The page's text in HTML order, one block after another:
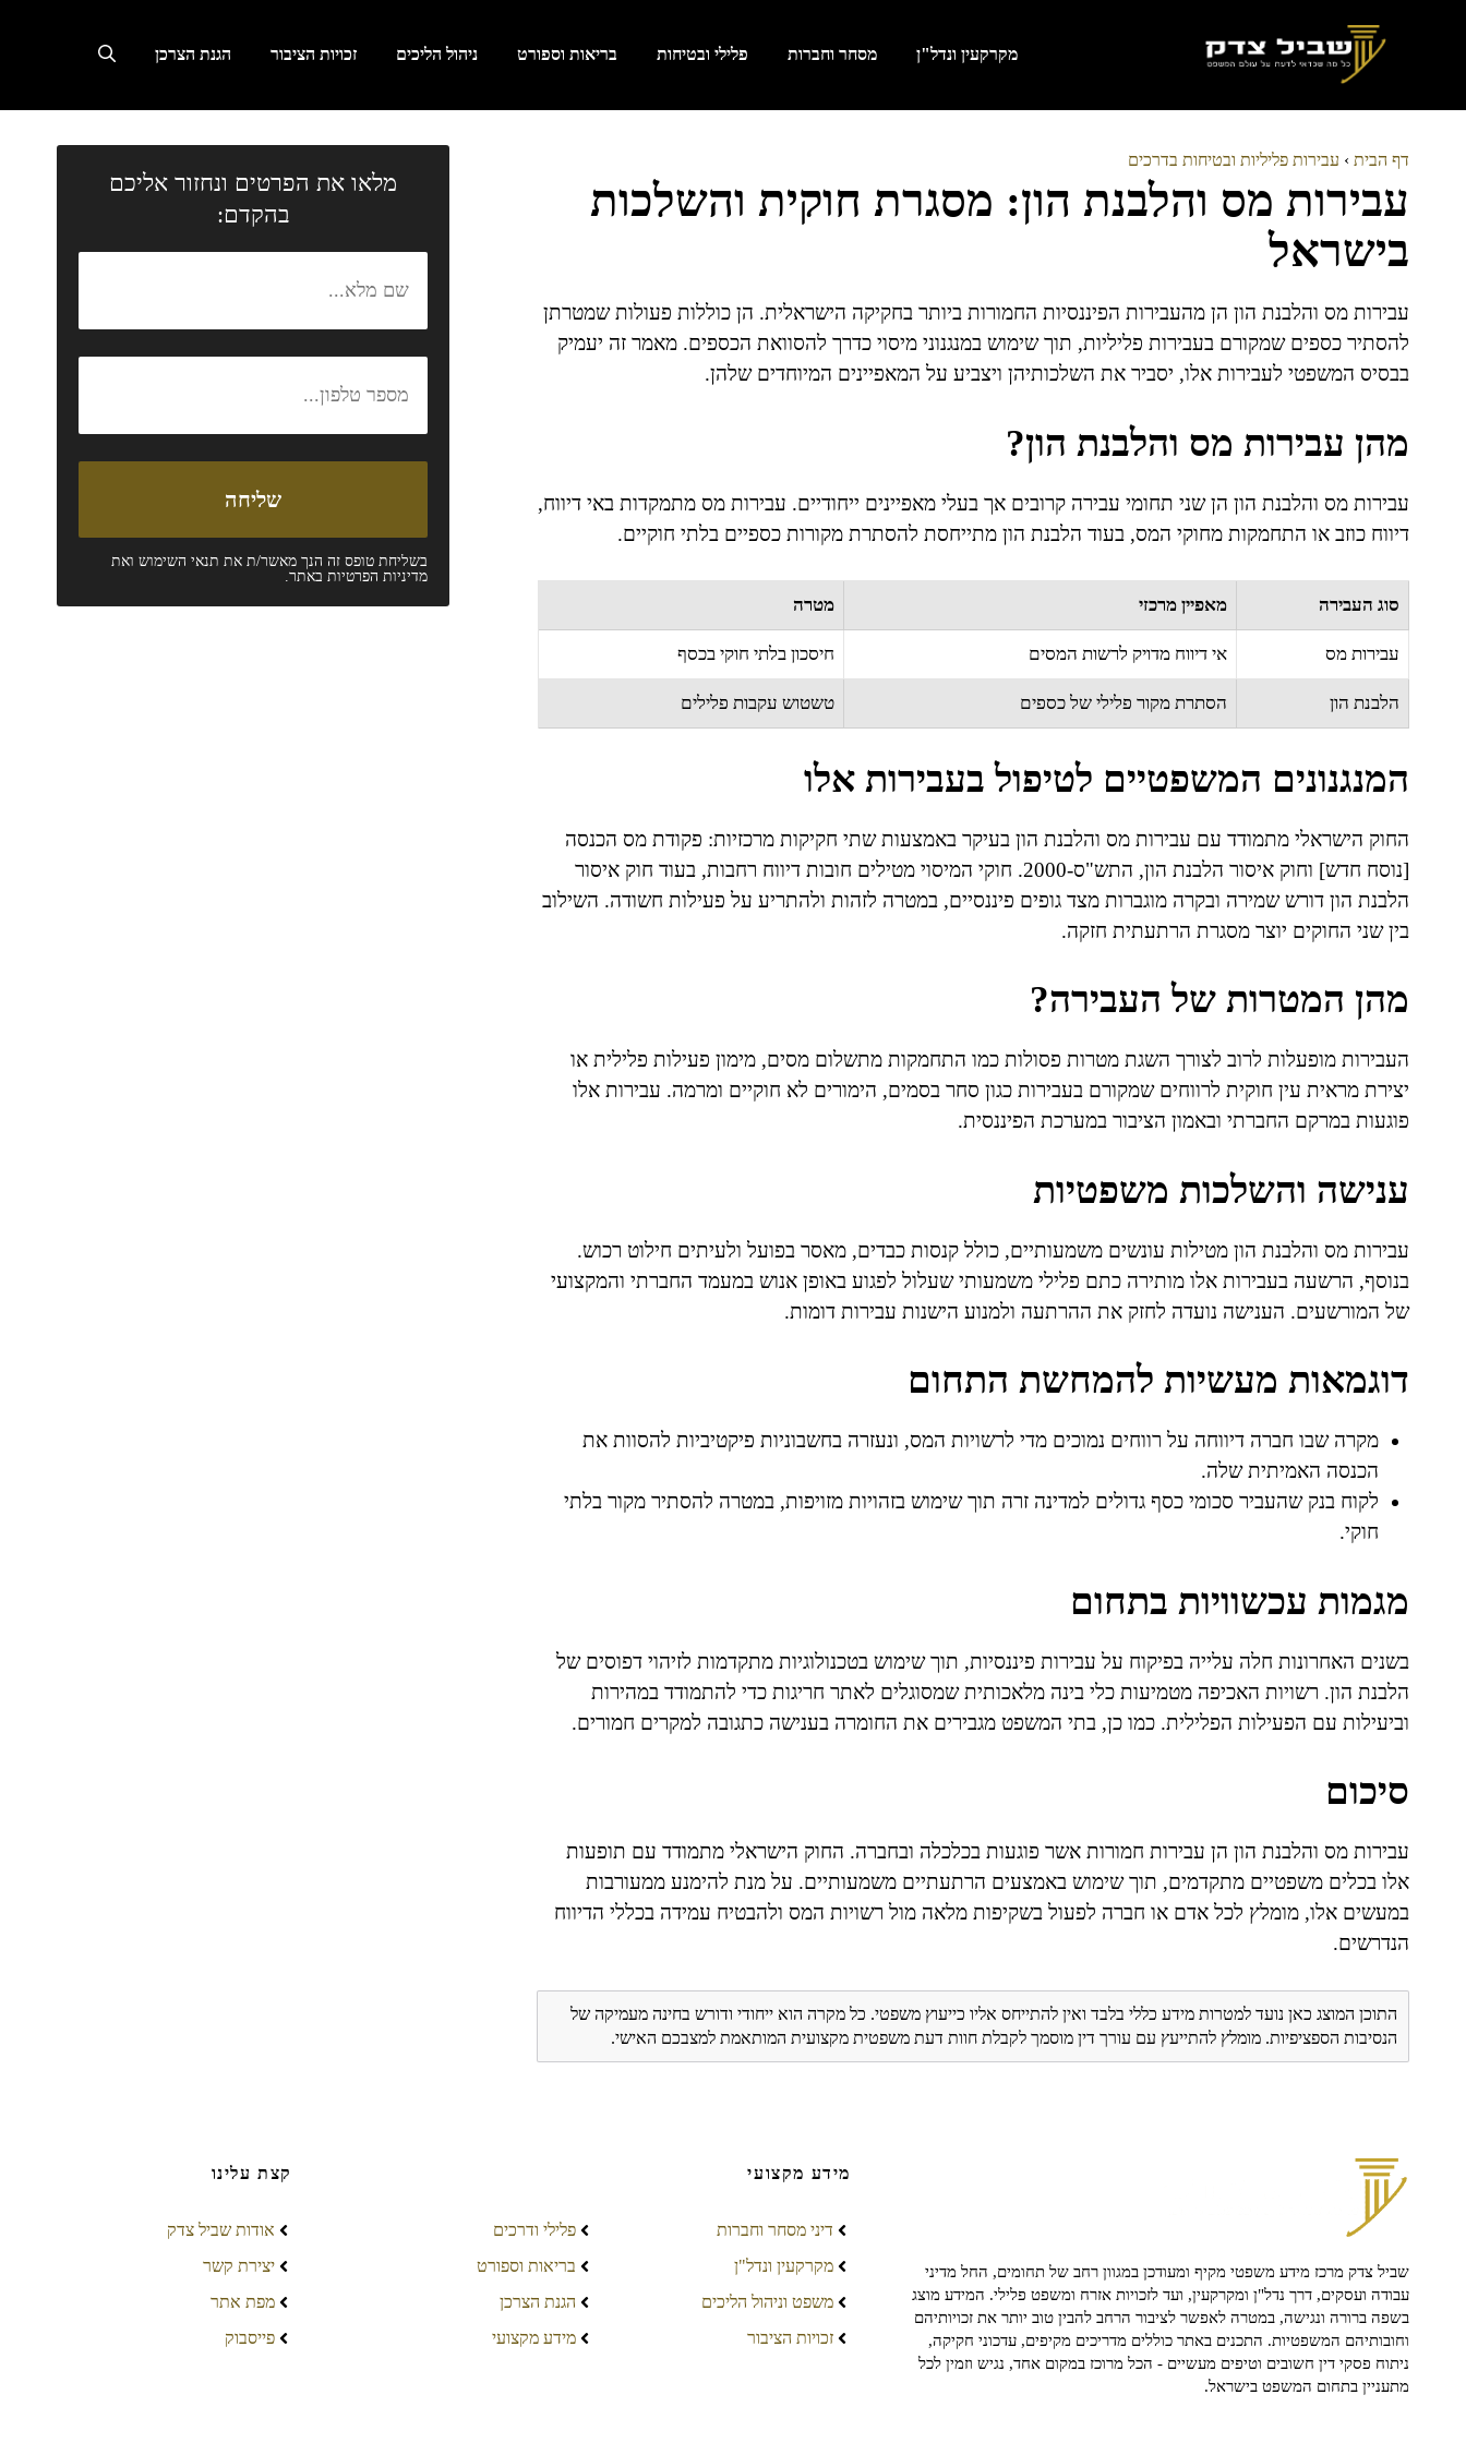
מקרקעין ונדל"ן מסחר וחברות פלילי ובטיחות בריאות וספורט ניהול הליכים זכויות הציבור הגנת הצרכן
דף הבית › עבירות פליליות ובטיחות בדרכים
עבירות מס והלבנת הון: מסגרת חוקית והשלכות
בישראל
עבירות מס והלבנת הון הן מהעבירות הפיננסיות החמורות ביותר בחקיקה הישראלית. הן כוללות פעולות שמטרתן
להסתיר כספים שמקורם בעבירות פליליות, תוך שימוש במנגנוני מיסוי כדרך להסוואת הכספים. מאמר זה יעמיק
בבסיס המשפטי לעבירות אלו, יסביר את השלכותיהן ויצביע על המאפיינים המיוחדים שלהן.
מהן עבירות מס והלבנת הון?
עבירות מס והלבנת הון הן שני תחומי עבירה קרובים אך בעלי מאפיינים ייחודיים. עבירות מס מתמקדות באי דיווח,
דיווח כוזב או התחמקות מחוקי המס, בעוד הלבנת הון מתייחסת להסתרת מקורות כספיים בלתי חוקיים.
סוג העבירה מאפיין מרכזי מטרה
עבירות מס אי דיווח מדויק לרשות המסים חיסכון בלתי חוקי בכסף
הלבנת הון הסתרת מקור פלילי של כספים טשטוש עקבות פלילים
המנגנונים המשפטיים לטיפול בעבירות אלו
החוק הישראלי מתמודד עם עבירות מס והלבנת הון בעיקר באמצעות שתי חקיקות מרכזיות: פקודת מס הכנסה
[נוסח חדש] וחוק איסור הלבנת הון, התש"ס-2000. חוקי המיסוי מטילים חובות דיווח רחבות, בעוד חוק איסור
הלבנת הון דורש שמירה ובקרה מוגברות מצד גופים פיננסיים, במטרה לזהות ולהתריע על פעילות חשודה. השילוב
בין שני החוקים יוצר מסגרת הרתעתית חזקה.
מהן המטרות של העבירה?
העבירות מופעלות לרוב לצורך השגת מטרות פסולות כמו התחמקות מתשלום מסים, מימון פעילות פלילית או
יצירת מראית עין חוקית לרווחים שמקורם בעבירות כגון סחר בסמים, הימורים לא חוקיים ומרמה. עבירות אלו
פוגעות במרקם החברתי ובאמון הציבור במערכת הפיננסית.
ענישה והשלכות משפטיות
עבירות מס והלבנת הון מטילות עונשים משמעותיים, כולל קנסות כבדים, מאסר בפועל ולעיתים חילוט רכוש.
בנוסף, הרשעה בעבירות אלו מותירה כתם פלילי משמעותי שעלול לפגוע באופן אנוש במעמד החברתי והמקצועי
של המורשעים. הענישה נועדה לחזק את ההרתעה ולמנוע הישנות עבירות דומות.
דוגמאות מעשיות להמחשת התחום
מקרה שבו חברה דיווחה על רווחים נמוכים מדי לרשויות המס, ונעזרה בחשבוניות פיקטיביות להסוות את
הכנסה האמיתית שלה.
לקוח בנק שהעביר סכומי כסף גדולים למדינה זרה תוך שימוש בזהויות מזויפות, במטרה להסתיר מקור בלתי
חוקי.
מגמות עכשוויות בתחום
בשנים האחרונות חלה עלייה בפיקוח על עבירות פיננסיות, תוך שימוש בטכנולוגיות מתקדמות לזיהוי דפוסים של
הלבנת הון. רשויות האכיפה מטמיעות כלי בינה מלאכותית שמסוגלים לאתר חריגות כדי להתמודד במהירות
וביעילות עם הפעילות הפלילית. כמו כן, בתי המשפט מגבירים את החומרה בענישה כתגובה למקרים חמורים.
סיכום
עבירות מס והלבנת הון הן עבירות חמורות אשר פוגעות בכלכלה ובחברה. החוק הישראלי מתמודד עם תופעות
אלו בכלים משפטיים מתקדמים, תוך שימוש באמצעים הרתעתיים משמעותיים. על מנת להימנע ממעורבות
במעשים אלו, מומלץ לכל אדם או חברה לפעול בשקיפות מלאה מול רשויות המס ולהבטיח עמידה בכללי הדיווח
הנדרשים.
התוכן המוצג כאן נועד למטרות מידע כללי בלבד ואין להתייחס אליו כייעוץ משפטי. כל מקרה הוא ייחודי ודורש בחינה מעמיקה של
הנסיבות הספציפיות. מומלץ להתייעץ עם עורך דין מוסמך לקבלת חוות דעת משפטית מקצועית המותאמת למצבכם האישי.
מלאו את הפרטים ונחזור אליכם
בהקדם:
בשליחת טופס זה הנך מאשר/ת את תנאי השימושואת
מדיניות הפרטיותבאתר.
שביל צדק מרכז מידע משפטי מקיף ומעודכן במגוון רחב של תחומים, החל מדיני
עבודה ועסקים, דרך נדל"ן ומקרקעין, ועד לזכויות אזרח ומשפט פלילי. המידע מוצג
בשפה ברורה ונגישה, במטרה לאפשר לציבור הרחב להבין טוב יותר את זכויותיהם
וחובותיהם המשפטיות. התכנים באתר כוללים מדריכים מקיפים, עדכוני חקיקה,
ניתוח פסקי דין חשובים וטיפים מעשיים - הכל מרוכז במקום אחד, נגיש וזמין לכל
מתעניין בתחום המשפט בישראל.
מידע מקצועי
דיני מסחר וחברות
מקרקעין ונדל"ן
משפט וניהול הליכים
זכויות הציבור
פלילי ודרכים
בריאות וספורט
הגנת הצרכן
מידע מקצועי
קצת עלינו
אודות שביל צדק
יצירת קשר
מפת אתר
פייסבוק